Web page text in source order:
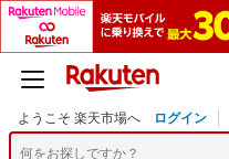
ようこそ 楽天市場へ ログイン